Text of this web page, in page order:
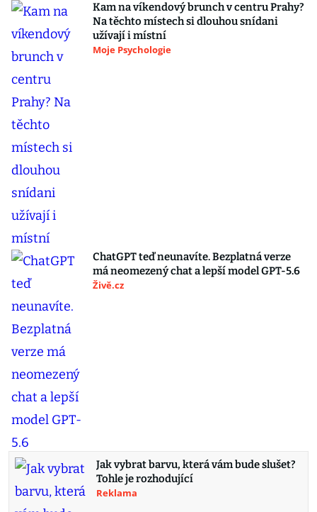
Kam na víkendový brunch v centru Prahy?
Na těchto místech si dlouhou snídani
užívají i místní
Moje Psychologie
ChatGPT teď neunavíte. Bezplatná verze
má neomezený chat a lepší model GPT-5.6
Živě.cz
Jak vybrat barvu, která vám bude slušet?
Tohle je rozhodující
Reklama